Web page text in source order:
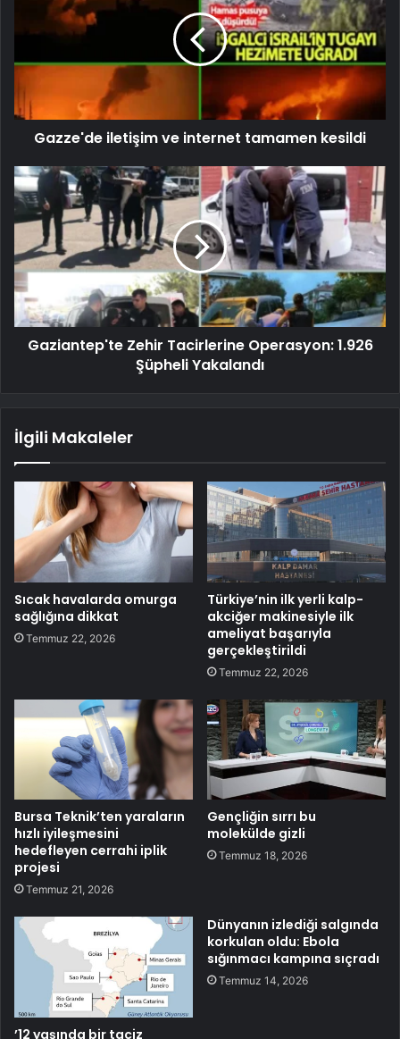
Gazze'de iletişim ve internet tamamen kesildi
Gaziantep'te Zehir Tacirlerine Operasyon: 1.926
Şüpheli Yakalandı
İlgili Makaleler
Sıcak havalarda omurga
sağlığına dikkat
Temmuz 22, 2026
Türkiye’nin ilk yerli kalp-
akciğer makinesiyle ilk
ameliyat başarıyla
gerçekleştirildi
Temmuz 22, 2026
Bursa Teknik’ten yaraların
hızlı iyileşmesini
hedefleyen cerrahi iplik
projesi
Temmuz 21, 2026
Gençliğin sırrı bu
molekülde gizli
Temmuz 18, 2026
’12 yaşında bir taciz
Dünyanın izlediği salgında
korkulan oldu: Ebola
sığınmacı kampına sıçradı
Temmuz 14, 2026